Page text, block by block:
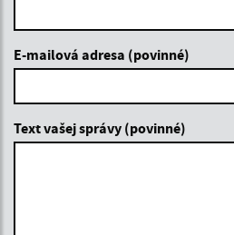
E-mailová adresa (povinné)
Text vašej správy (povinné)